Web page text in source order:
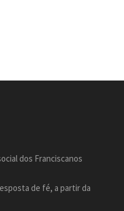
dos Franciscanos
de fé, a partir da